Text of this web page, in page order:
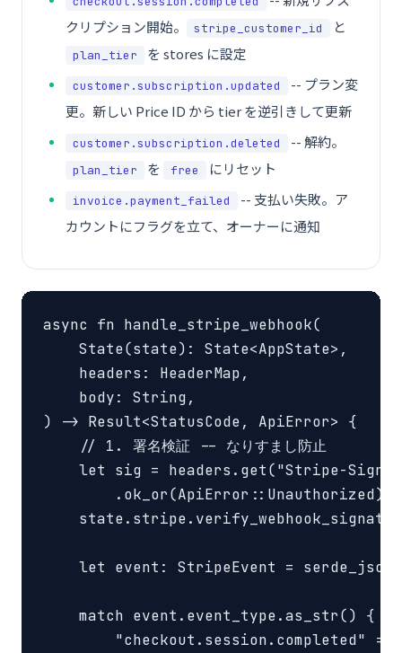
クリプション開始。
stripe_customer_id と
plan_tier を stores に設定
customer.subscription.updated
-- プラン変
更。新しい Price ID から tier を逆引きして更新
customer.subscription.deleted -- 解約。
plan_tier を free にリセット
invoice.payment_failed
-- 支払い失敗。ア
カウントにフラグを立て、オーナーに通知
async fn handle_stripe_webhook(
    State(state): State<AppState>,
    headers: HeaderMap,
    body: String,
) -> Result<StatusCode, ApiError> {
    // 1. 署名検証 -- なりすまし防止
let sig = headers.get("Stripe-
        .ok_or(ApiError::Unauthorized)?;
let event: StripeEvent =
    match event.event_type.as_str() {
"checkout.session.completed" =>